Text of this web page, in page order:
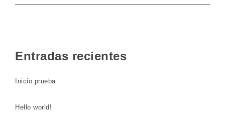
Entradas recientes
Inicio prueba
Hello world!